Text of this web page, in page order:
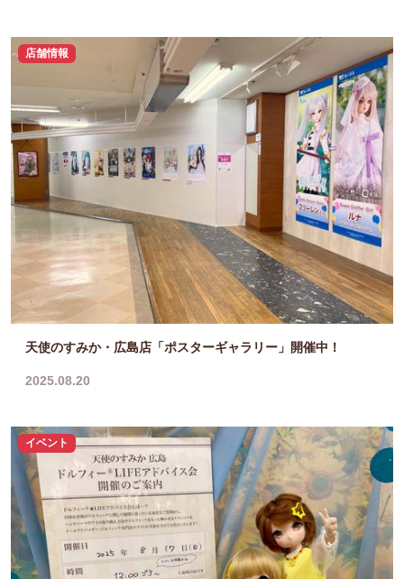
店舗情報
天使のすみか・広島店「ポスターギャラリー」開催中！
2025.08.20
イベント